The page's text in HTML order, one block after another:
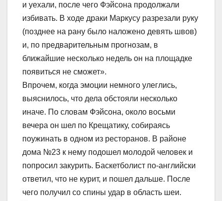
и уехали, после чего Фэйсона продолжали
избивать. В ходе драки Маркусу разрезали руку
(позднее на рану было наложено девять швов)
и, по предварительным прогнозам, в
ближайшие несколько недель он на площадке
появиться не сможет».
Впрочем, когда эмоции немного улеглись,
выяснилось, что дела обстояли несколько
иначе. По словам Фэйсона, около восьми
вечера он шел по Крещатику, собираясь
поужинать в одном из ресторанов. В районе
дома №23 к нему подошел молодой человек и
попросил закурить. Баскетболист по-английски
ответил, что не курит, и пошел дальше. После
чего получил со спины удар в область шеи.